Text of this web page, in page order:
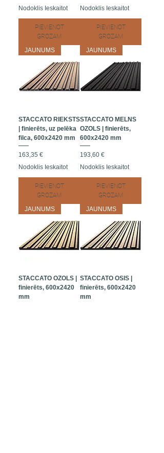
Nodoklis Ieskaitot
PIEVIENOT
GROZAM
Nodoklis Ieskaitot
PIEVIENOT
GROZAM
JAUNUMS
STACCATO RIEKSTS
| finierēts, uz pelēka
filca, 600x2420 mm
Cena
163,35 €
Nodoklis Ieskaitot
PIEVIENOT
GROZAM
JAUNUMS
STACCATO MELNS
OZOLS | finierēts,
600x2420 mm
Cena
193,60 €
Nodoklis Ieskaitot
PIEVIENOT
GROZAM
JAUNUMS
STACCATO OZOLS |
finierēts, 600x2420
mm
JAUNUMS
STACCATO OSIS |
finierēts, 600x2420
mm